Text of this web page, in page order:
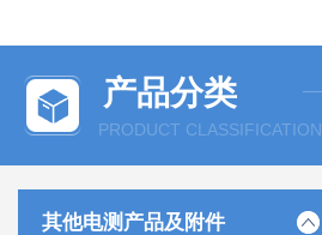
产品分类
PRODUCT CLASSIFICATION
其他电测产品及附件